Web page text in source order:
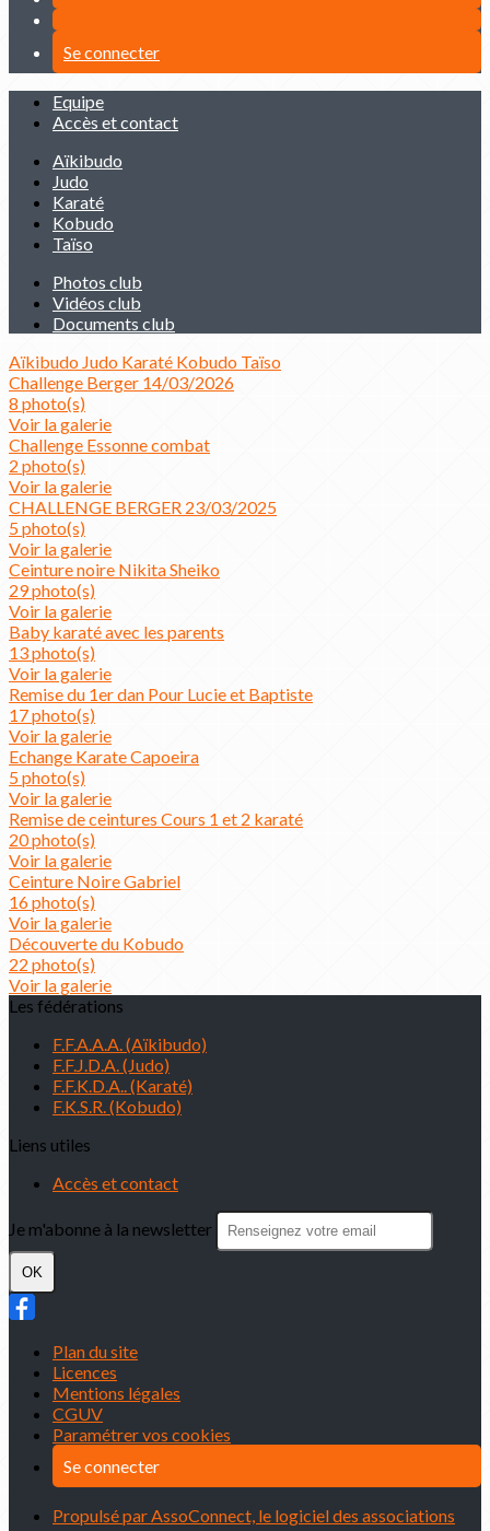
Se connecter
Equipe
Accès et contact
Aïkibudo
Judo
Karaté
Kobudo
Taïso
Photos club
Vidéos club
Documents club
Aïkibudo Judo Karaté Kobudo Taïso
Challenge Berger 14/03/2026
8 photo(s)
Voir la galerie
Challenge Essonne combat
2 photo(s)
Voir la galerie
CHALLENGE BERGER 23/03/2025
5 photo(s)
Voir la galerie
Ceinture noire Nikita Sheiko
29 photo(s)
Voir la galerie
Baby karaté avec les parents
13 photo(s)
Voir la galerie
Remise du 1er dan Pour Lucie et Baptiste
17 photo(s)
Voir la galerie
Echange Karate Capoeira
5 photo(s)
Voir la galerie
Remise de ceintures Cours 1 et 2 karaté
20 photo(s)
Voir la galerie
Ceinture Noire Gabriel
16 photo(s)
Voir la galerie
Découverte du Kobudo
22 photo(s)
Voir la galerie
Les fédérations
F.F.A.A.A. (Aïkibudo)
F.F.J.D.A. (Judo)
F.F.K.D.A.. (Karaté)
F.K.S.R. (Kobudo)
Liens utiles
Accès et contact
Je m'abonne à la newsletter
OK
Plan du site
Licences
Mentions légales
CGUV
Paramétrer vos cookies
Se connecter
Propulsé par AssoConnect, le logiciel des associations